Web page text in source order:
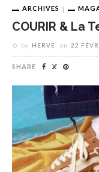
ARCHIVES
COURIR & La
by HERVE on 22
SHARE